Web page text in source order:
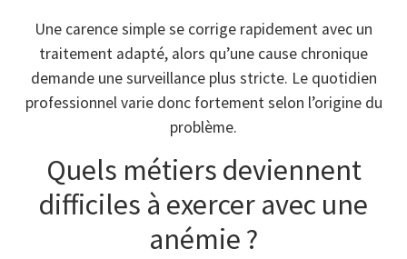
Une carence simple se corrige rapidement avec un
traitement adapté, alors qu’une cause chronique
demande une surveillance plus stricte. Le quotidien
professionnel varie donc fortement selon l’origine du
problème.
Quels métiers deviennent
difficiles à exercer avec une
anémie ?